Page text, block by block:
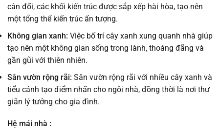
cân đối, các khối kiến trúc được sắp xếp hài hòa, tạo nên
một tổng thể kiến trúc ấn tượng.
Không gian xanh: Việc bố trí cây xanh xung quanh nhà giúp
tạo nên một không gian sống trong lành, thoáng đãng và
gần gũi với thiên nhiên.
Sân vườn rộng rãi: Sân vườn rộng rãi với nhiều cây xanh và
tiểu cảnh tạo điểm nhấn cho ngôi nhà, đồng thời là nơi thư
giãn lý tưởng cho gia đình.
Hệ mái nhà :